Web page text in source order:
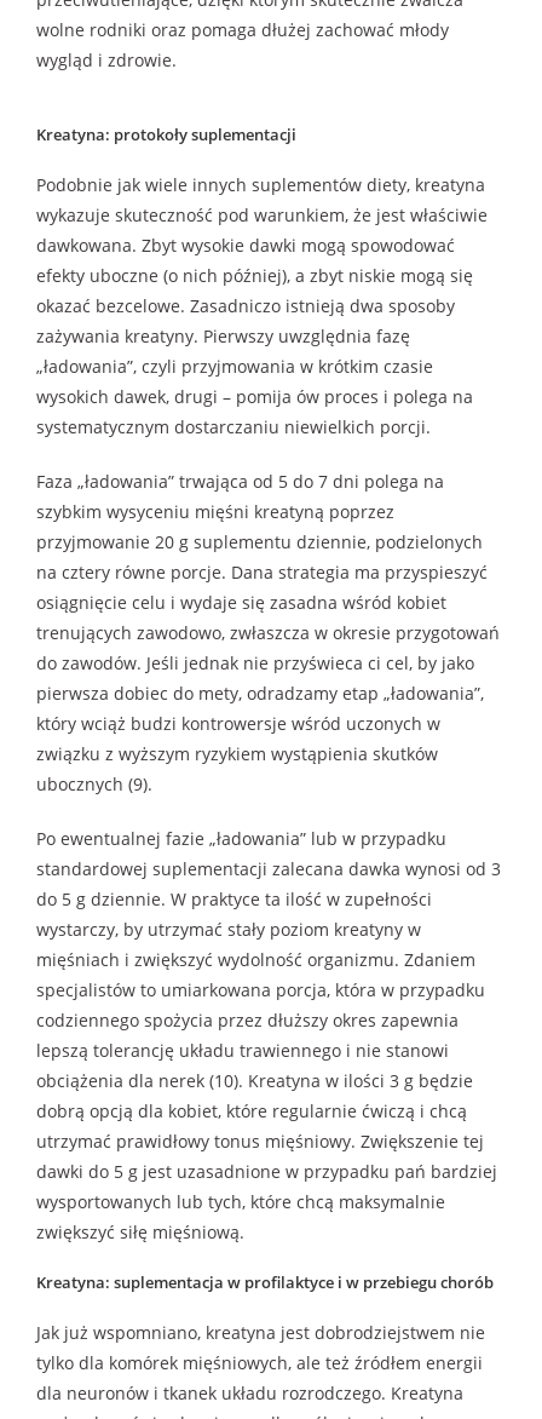
wolne rodniki oraz pomaga dłużej zachować młody
wygląd i zdrowie.
Kreatyna: protokoły suplementacji
Podobnie jak wiele innych suplementów diety, kreatyna
wykazuje skuteczność pod warunkiem, że jest właściwie
dawkowana. Zbyt wysokie dawki mogą spowodować
efekty uboczne (o nich później), a zbyt niskie mogą się
okazać bezcelowe. Zasadniczo istnieją dwa sposoby
zażywania kreatyny. Pierwszy uwzględnia fazę
„ładowania”, czyli przyjmowania w krótkim czasie
wysokich dawek, drugi – pomija ów proces i polega na
systematycznym dostarczaniu niewielkich porcji.
Faza „ładowania” trwająca od 5 do 7 dni polega na
szybkim wysyceniu mięśni kreatyną poprzez
przyjmowanie 20 g suplementu dziennie, podzielonych
na cztery równe porcje. Dana strategia ma przyspieszyć
osiągnięcie celu i wydaje się zasadna wśród kobiet
trenujących zawodowo, zwłaszcza w okresie przygotowań
do zawodów. Jeśli jednak nie przyświeca ci cel, by jako
pierwsza dobiec do mety, odradzamy etap „ładowania”,
który wciąż budzi kontrowersje wśród uczonych w
związku z wyższym ryzykiem wystąpienia skutków
ubocznych (9).
Po ewentualnej fazie „ładowania” lub w przypadku
standardowej suplementacji zalecana dawka wynosi od 3
do 5 g dziennie. W praktyce ta ilość w zupełności
wystarczy, by utrzymać stały poziom kreatyny w
mięśniach i zwiększyć wydolność organizmu. Zdaniem
specjalistów to umiarkowana porcja, która w przypadku
codziennego spożycia przez dłuższy okres zapewnia
lepszą tolerancję układu trawiennego i nie stanowi
obciążenia dla nerek (10). Kreatyna w ilości 3 g będzie
dobrą opcją dla kobiet, które regularnie ćwiczą i chcą
utrzymać prawidłowy tonus mięśniowy. Zwiększenie tej
dawki do 5 g jest uzasadnione w przypadku pań bardziej
wysportowanych lub tych, które chcą maksymalnie
zwiększyć siłę mięśniową.
Kreatyna: suplementacja w profilaktyce i w przebiegu chorób
Jak już wspomniano, kreatyna jest dobrodziejstwem nie
tylko dla komórek mięśniowych, ale też źródłem energii
dla neuronów i tkanek układu rozrodczego. Kreatyna